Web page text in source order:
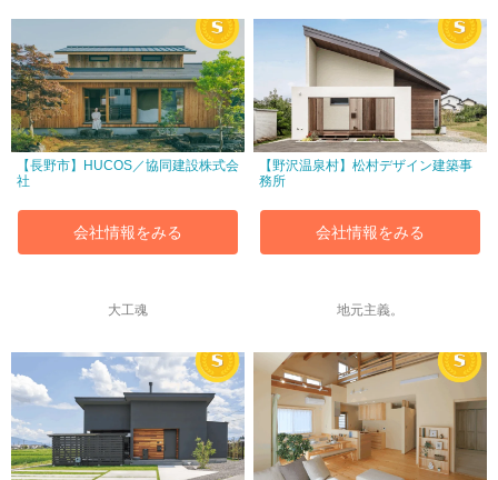
【長野市】HUCOS／協同建設株式会
社
会社情報をみる
【野沢温泉村】松村デザイン建築事
務所
会社情報をみる
大工魂 地元主義。